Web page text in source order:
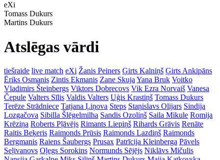
eXi
Tomass Dukurs
Martins Dukurs
Atslēgas vārdi
tiešraide live match eXi Žanis Peiners Ģirts Kalniņš Ģirts Ankipāns
Ēriks Osmanis Zintis Ekmanis Zane Skuja Yana Bruk Voitko
Vladimirs Šteinbergs Viktors Dobrecovs Vik Ezra Norvaiš Vanesa
Čepule Valters Sīlis Valdis Valters Uģis Krastiņš Tomass Dukurs
Terēze Strādniece Tatjana Ļiņova Steps Staņislavs Olijars Sindija
Lozgačova Sibilla Šlēgelmilha Sandis Ozoliņš Saila Mikule Romija
Krēziņa Roberts Pļāvējs Rimants Liepiņš Rihards Grāvis Renāte
Raitis Beķeris Raimonds Prūsis Raimonds Lazdiņš Raimonds
Bergmanis Raiens Šaubergs Prusax Patrīcija Kleinberga Pāvels
Seļivanovs Oļegs Sorokins Normunds Sējējs Niklāvs Mičulis